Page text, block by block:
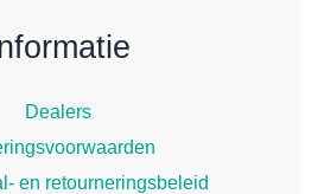
Dealers
en retourneringsbeleid